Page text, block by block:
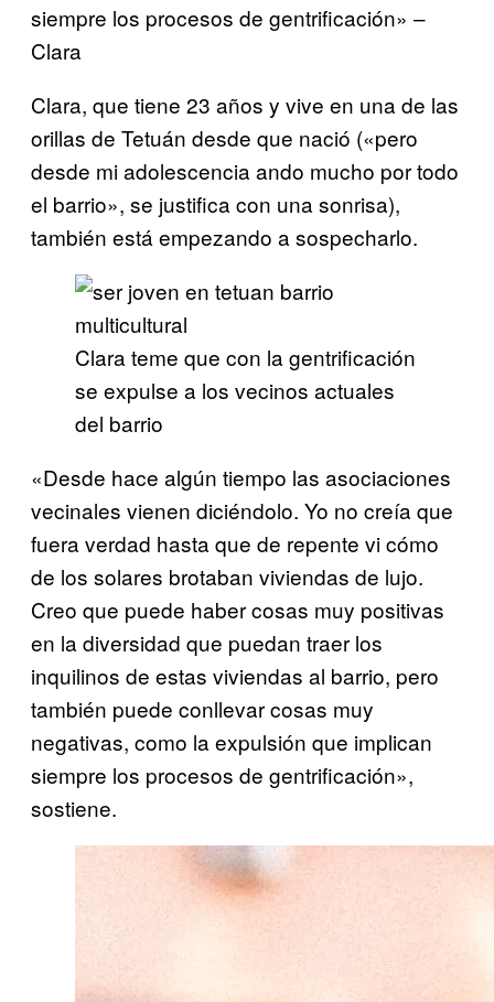
siempre los procesos de gentrificación» –
Clara
Clara, que tiene 23 años y vive en una de las
orillas de Tetuán desde que nació («pero
desde mi adolescencia ando mucho por todo
el barrio», se justifica con una sonrisa),
también está empezando a sospecharlo.
Clara teme que con la gentrificación
se expulse a los vecinos actuales
del barrio
«Desde hace algún tiempo las asociaciones
vecinales vienen diciéndolo. Yo no creía que
fuera verdad hasta que de repente vi cómo
de los solares brotaban viviendas de lujo.
Creo que puede haber cosas muy positivas
en la diversidad que puedan traer los
inquilinos de estas viviendas al barrio, pero
también puede conllevar cosas muy
negativas, como la expulsión que implican
siempre los procesos de gentrificación»,
sostiene.